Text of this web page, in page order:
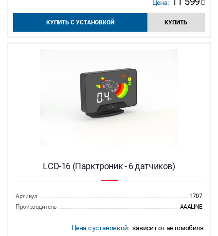
Цена:
КУПИТЬ С УСТАНОВКОЙ КУПИТЬ
LCD-16 (Парктроник - 6 датчиков)
Артикул
1707
Производитель
AAALINE
Цена с установкой: зависит от автомобиля